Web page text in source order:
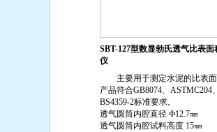
SBT-127型数显勃氏透气比表面
仪
主要用于测定水泥的比表面
产品符合GB8074、ASTMC204
BS4359-2标准要求。
透气圆筒内腔直径 Ф12.7㎜
透气圆筒内腔试料高度 15㎜